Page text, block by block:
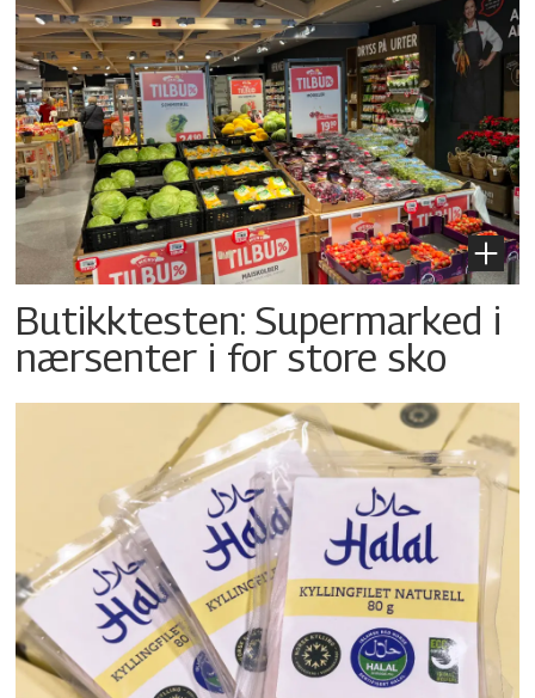
Butikktesten: Supermarked i
nærsenter i for store sko